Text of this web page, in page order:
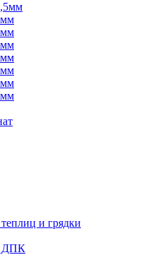
и грядки
ДПК